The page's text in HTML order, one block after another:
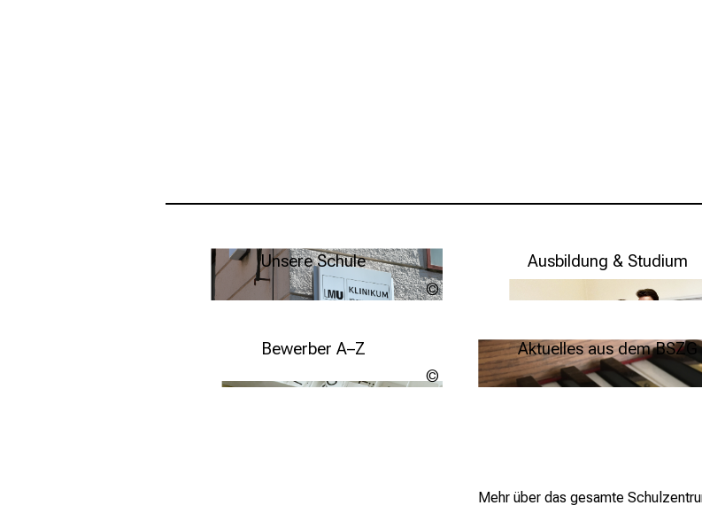
Unsere Schule Ausbildung & Studium
Bewerber A–Z
Marcel A.
Aktuelles aus dem BSZG
Mehr über das gesamte